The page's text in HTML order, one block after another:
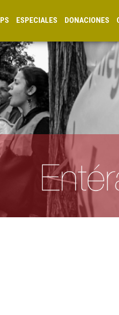
ESPECIALES DONACIONES